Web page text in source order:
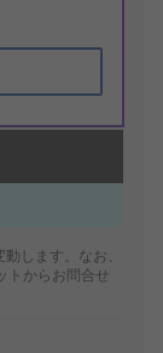
します。なお、
トからお問合せ